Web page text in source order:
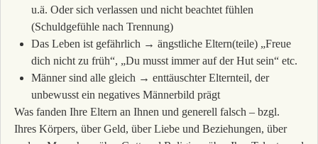
u.ä. Oder sich verlassen und nicht beachtet fühlen
(Schuldgefühle nach Trennung)
Das Leben ist gefährlich → ängstliche Eltern(teile) „Freue
dich nicht zu früh“, „Du musst immer auf der Hut sein“ etc.
Männer sind alle gleich → enttäuschter Elternteil, der
unbewusst ein negatives Männerbild prägt
Was fanden Ihre Eltern an Ihnen und generell falsch – bzgl.
Ihres Körpers, über Geld, über Liebe und Beziehungen, über